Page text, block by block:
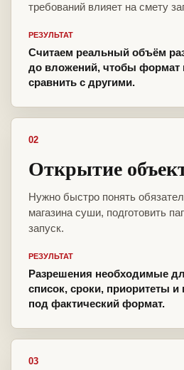
требований влияет на смету
РЕЗУЛЬТАТ
Считаем реальный объём
до вложений, чтобы
сравнить с другими.
02
Открытие
Нужно быстро понять
магазина суши, подготовить
запуск.
РЕЗУЛЬТАТ
Разрешения необходимые
список, сроки, приоритеты и
под фактический формат.
03